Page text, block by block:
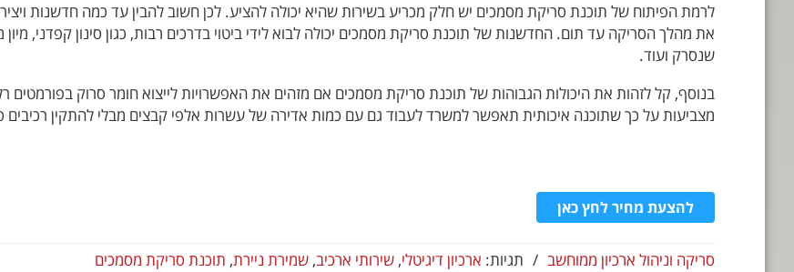
לרמת הפיתוח של תוכנת סריקת מסמכים יש חלק מכריע בשירות שהיא יכולה להציע. לכן חשוב להבין עד כמה חדשנות
את מהלך הסריקה עד תום. החדשנות של תוכנת סריקת מסמכים יכולה לבוא לידי ביטוי בדרכים רבות, כגון סינון קפדני,
שנסרק ועוד.
מצביעות על כך שתוכנה איכותית תאפשר למשרד לעבוד גם עם כמות אדירה של עשרות אלפי קבצים מבלי להתקין
להצעת מחיר לחץ כאן
סריקה וניהול ארכיון ממוחשב / תגיות: ארכיון דיגיטלי, שירותי ארכיב, שמירת ניירת, תוכנת סריקת מסמכים